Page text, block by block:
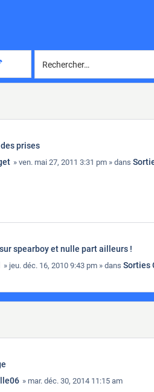
prises
» ven. mai 27, 2011 3:31 pm » dans
spearboy et nulle part ailleurs !
» jeu. déc. 16, 2010 9:43 pm » dans Sorties
» mar. déc. 30, 2014 11:15 am